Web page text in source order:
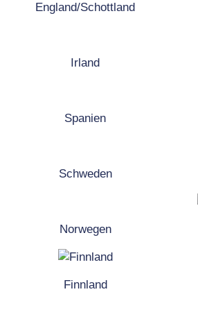
England/Schottland
Irland
Spanien
Schweden
Norwegen
Finnland